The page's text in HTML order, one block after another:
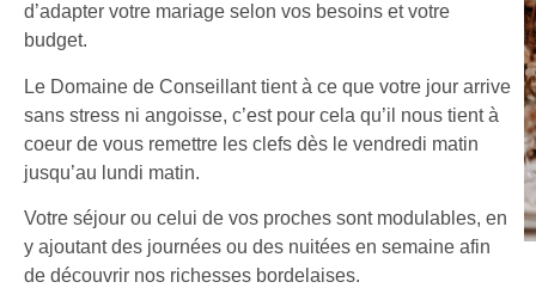
d’adapter votre mariage selon vos besoins et votre
budget.
Le Domaine de Conseillant tient à ce que votre jour arrive
sans stress ni angoisse, c’est pour cela qu’il nous tient à
coeur de vous remettre les clefs dès le vendredi matin
jusqu’au lundi matin.
Votre séjour ou celui de vos proches sont modulables, en
y ajoutant des journées ou des nuitées en semaine afin
de découvrir nos richesses bordelaises.